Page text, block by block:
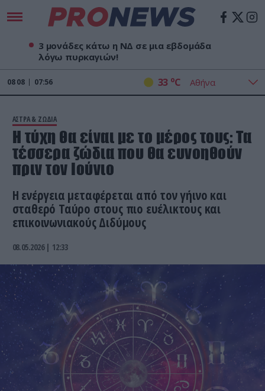
3 μονάδες κάτω η ΝΔ σε μια εβδομάδα
λόγω πυρκαγιών!
08 08 07:56 33 oC
ΑΣΤΡΑ & ΖΩΔΙΑ
Η τύχη θα είναι με το μέρος τους: Tα
τέσσερα ζώδια που θα ευνοηθούν
πριν τον Ιούνιο
Η ενέργεια μεταφέρεται από τον γήινο και
σταθερό Ταύρο στους πιο ευέλικτους και
επικοινωνιακούς Διδύμους
08.05.2026 | 12:33